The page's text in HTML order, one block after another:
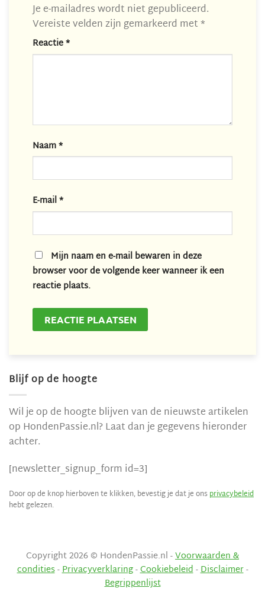
Je e-mailadres wordt niet gepubliceerd.
Vereiste velden zijn gemarkeerd met*
Reactie*
Naam*
E-mail*
Mijn naam en e-mail bewaren in deze
browser voor de volgende keer wanneer ik een
reactie plaats.
Blijf op de hoogte
Wil je op de hoogte blijven van de nieuwste artikelen
op HondenPassie.nl? Laat dan je gegevens hieronder
achter.
[newsletter_signup_form id=3]
Door op de knop hierboven te klikken, bevestig je dat je onsprivacybeleid
hebt gelezen.
Copyright 2026 © HondenPassie.nl -Voorwaarden &
condities-Privacyverklaring-Cookiebeleid-Disclaimer-
Begrippenlijst